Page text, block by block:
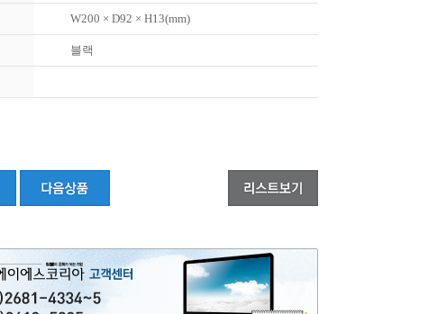
W200 × D92 × H13(mm)
블랙